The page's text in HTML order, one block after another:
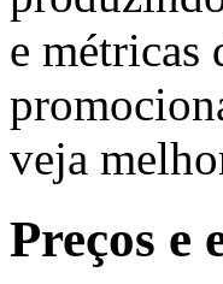
e métricas
veja
Preços e